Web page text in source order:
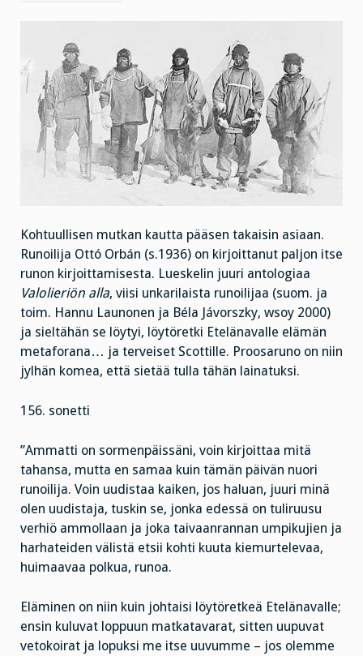
Kohtuullisen mutkan kautta pääsen takaisin asiaan.
Runoilija Ottó Orbán (s.1936) on kirjoittanut paljon itse
runon kirjoittamisesta. Lueskelin juuri antologiaa
Valolieriön alla, viisi unkarilaista runoilijaa (suom. ja
toim. Hannu Launonen ja Béla Jávorszky, wsoy 2000)
ja sieltähän se löytyi, löytöretki Etelänavalle elämän
metaforana… ja terveiset Scottille. Proosaruno on niin
jylhän komea, että sietää tulla tähän lainatuksi.
156. sonetti
”Ammatti on sormenpäissäni, voin kirjoittaa mitä
tahansa, mutta en samaa kuin tämän päivän nuori
runoilija. Voin uudistaa kaiken, jos haluan, juuri minä
olen uudistaja, tuskin se, jonka edessä on tuliruusu
verhiö ammollaan ja joka taivaanrannan umpikujien ja
harhateiden välistä etsii kohti kuuta kiemurtelevaa,
huimaavaa polkua, runoa.
Eläminen on niin kuin johtaisi löytöretkeä Etelänavalle;
ensin kuluvat loppuun matkatavarat, sitten uupuvat
vetokoirat ja lopuksi me itse uuvumme – jos olemme